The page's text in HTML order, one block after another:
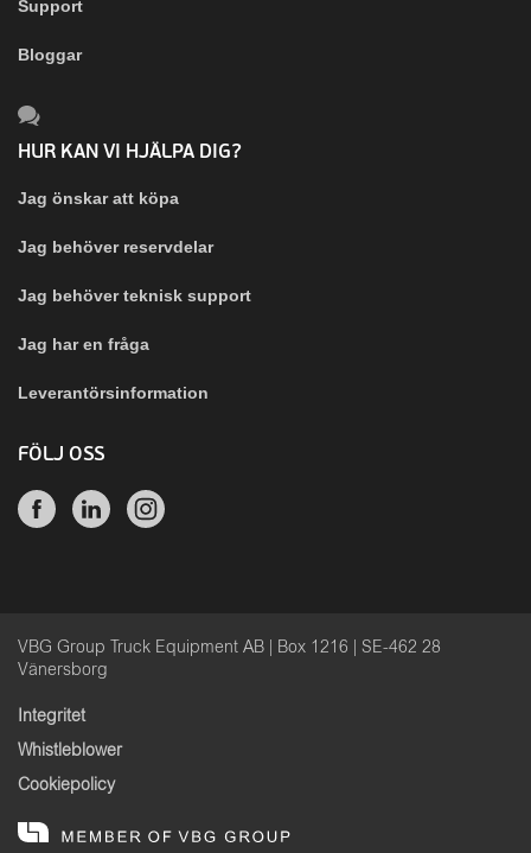
Support
Bloggar
HUR KAN VI HJÄLPA DIG?
Jag önskar att köpa
Jag behöver reservdelar
Jag behöver teknisk support
Jag har en fråga
Leverantörsinformation
FÖLJ OSS
VBG Group Truck Equipment AB | Box 1216 | SE-462 28
Vänersborg
Integritet
Whistleblower
Cookiepolicy